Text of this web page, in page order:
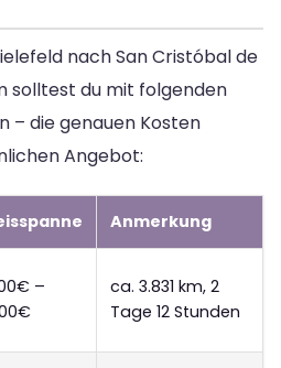
nach San Cristóbal de
solltest du mit folgenden
– die genauen Kosten
Angebot:
Anmerkung
–
ca. 3.831 km, 2
Tage 12 Stunden